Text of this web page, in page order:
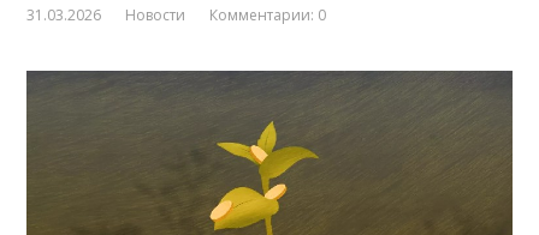
31.03.2026 Новости Комментарии: 0